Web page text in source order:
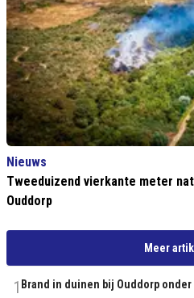
Nieuws
Tweeduizend vierkante meter
Ouddorp
Meer
1 Brand in duinen bij Ouddorp